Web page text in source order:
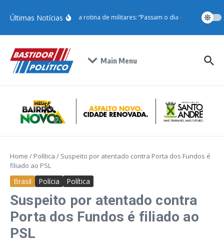
Últimas Notícias
Ricardo Salles critica rotina de militares: “Passam o dia cortando
Main Menu
Home / Política / Suspeito por atentado contra Porta dos Fundos é
filiado ao PSL
Brasil Polícia Política
Suspeito por atentado contra
Porta dos Fundos é filiado ao
PSL